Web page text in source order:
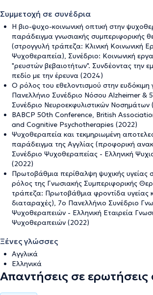
Συμμετοχή σε συνέδρια
Η βιο-ψυχο-κοινωνική οπτική στην
παράδειγμα γνωσιακής συμπεριφορικής
(στρογγυλή τράπεζα: Κλινική Κοινωνική
Ψυχοθεραπεία), Συνέδριο: Κοινωνική
"ρευστών βεβαιοτήτων". Συνδέοντας την
πεδίο με την έρευνα (2024)
Ο ρόλος του εθελοντισμού στην ευδόκιμη
Πανελλήνιο Συνέδριο Νόσου Alzheimer &
Συνέδριο Νευροεκφυλιστικών Νοσημάτων
BABCP 50th Conference, British
and Cognitive Psychotherapies (2022)
Ψυχοθεραπεία και τεκμηριωμένη
παράδειγμα της Αγγλίας (προφορική
Συνέδριο Ψυχοθεραπείας - Ελληνική
(2022)
Πρωτοβάθμια περίθαλψη ψυχικής υγείας
ρόλος της Γνωσιακής Συμπεριφορικής
τράπεζα: Πρωτοβάθμια φροντίδα υγείας
διαταραχές), 7ο Πανελλήνιο Συνέδριο
Ψυχοθεραπειών - Ελληνική Εταιρεία
Ψυχοθεραπειών (2022)
Ξένες γλώσσες
Αγγλικά
Ελληνικά
Απαντήσεις σε